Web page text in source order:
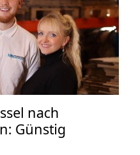
nach
Günstig